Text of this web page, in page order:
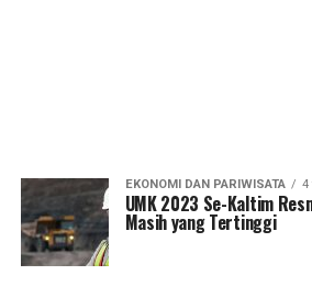
EKONOMI DAN PARIWISATA 4
UMK 2023 Se-Kaltim
Masih yang Tertinggi